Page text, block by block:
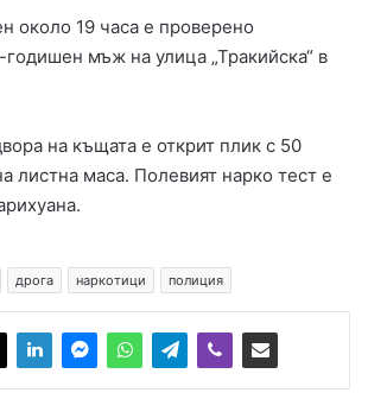
около 19 часа е проверено
мъж на улица „Тракийска“ в
на къщата е открит плик с 50
листна маса. Полевият нарко тест е
дрога наркотици полиция